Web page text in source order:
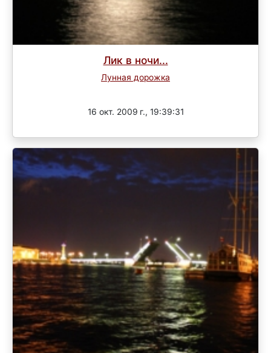
Лик в ночи...
Лунная дорожка
16 окт. 2009 г., 19:39:31